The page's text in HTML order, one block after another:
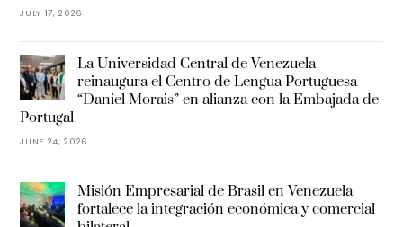
JULY 17, 2026
La Universidad Central de Venezuela
reinaugura el Centro de Lengua Portuguesa
“Daniel Morais” en alianza con la Embajada de
Portugal
JUNE 24, 2026
Misión Empresarial de Brasil en Venezuela
fortalece la integración económica y comercial